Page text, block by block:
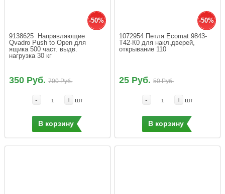
-50%
9138625  Направляющие
Qvadro Push to Open для
ящика 500 част. выдв.
нагрузка 30 кг
350 Руб.700 Руб.
- + шт
В корзину
-50%
1072954 Петля Ecomat 9843-
Т42-К0 для накл.дверей,
открывание 110
25 Руб.50 Руб.
- + шт
В корзину